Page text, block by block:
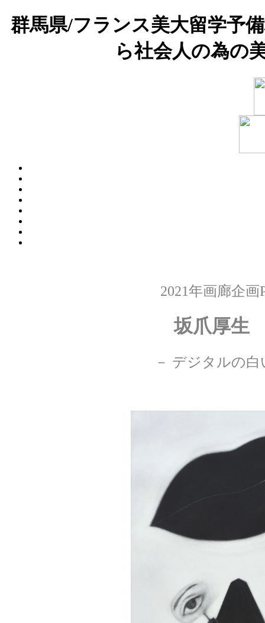
群馬県/フランス美大留学予
ら社会人の為の
2021年画廊企画
坂爪厚生
－ デジタルの白